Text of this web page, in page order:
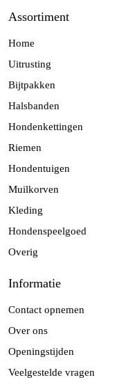
Assortiment
Home
Uitrusting
Bijtpakken
Halsbanden
Hondenkettingen
Riemen
Hondentuigen
Muilkorven
Kleding
Hondenspeelgoed
Overig
Informatie
Contact opnemen
Over ons
Openingstijden
Veelgestelde vragen